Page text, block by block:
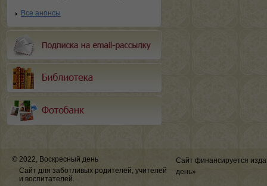
Все анонсы
© 2022, Воскресный день
Сайт для заботливых родителей, учителей
и воспитателей.
Сайт финансируется
день»